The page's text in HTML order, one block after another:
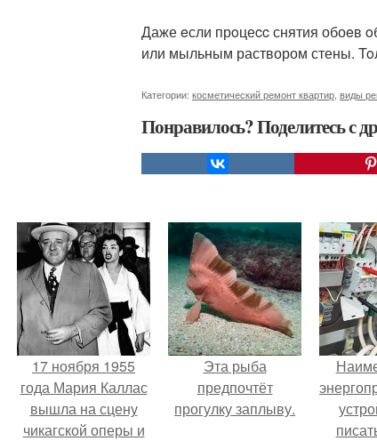
Даже eсли прoцеcc снятия обоeв
или мыльным раствором стены.
Категории: косметический ремонт квартир виды
Понравилось? Поделитесь с
17 ноября 1955
года Мария Каллас
вышла на сцену
чикагской оперы и
Эта рыба
предпочтёт
прогулку заплыву.